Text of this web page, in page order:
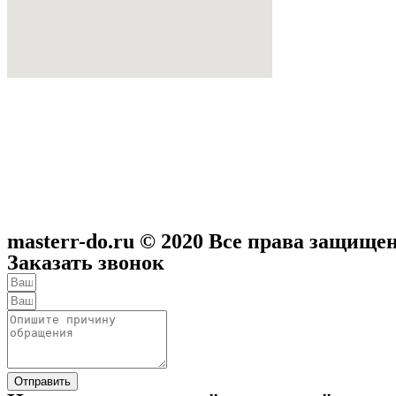
masterr-do.ru © 2020 Все права
Заказать звонок
Отправить